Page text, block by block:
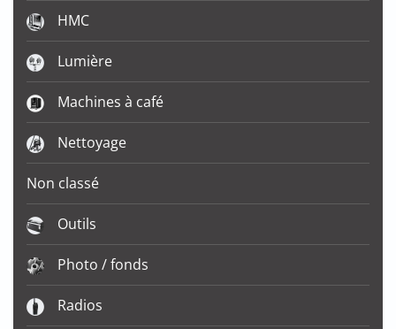
HMC
Lumière
Machines à café
Nettoyage
Non classé
Outils
Photo / fonds
Radios